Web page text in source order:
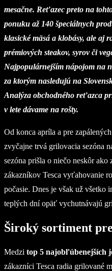
mesačne. Reťazec preto na
ponuku až 140 špeciálnych
klasické mäsá a klobásy, ale aj
prémiových steakov, syrov či
Najpopulárnejším nápojom na
za ktorým nasledujú na
Analýza obchodného reťazca
v lete dávame na rošty.
Od konca apríla a pre
zvyčajne trvá grilovacia sezóna
sezóna prišla o niečo neskôr
zákazníkov Tesca vyťahovanie
počasie. Dnes je však už všetko
teplých dní opäť vychutnávajú
Široký sortiment
Medzi top 5 najobľúbenejších
zákazníci Tesca radia grilované